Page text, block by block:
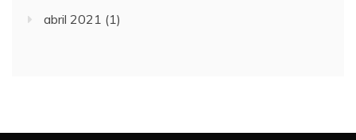
abril 2021 (1)